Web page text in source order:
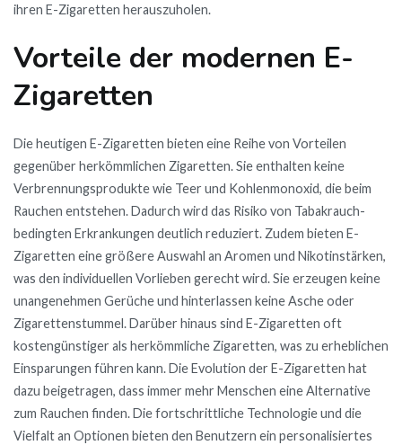
ihren E-Zigaretten herauszuholen.
Vorteile der modernen E-
Zigaretten
Die heutigen E-Zigaretten bieten eine Reihe von Vorteilen
gegenüber herkömmlichen Zigaretten. Sie enthalten keine
Verbrennungsprodukte wie Teer und Kohlenmonoxid, die beim
Rauchen entstehen. Dadurch wird das Risiko von Tabakrauch-
bedingten Erkrankungen deutlich reduziert. Zudem bieten E-
Zigaretten eine größere Auswahl an Aromen und Nikotinstärken,
was den individuellen Vorlieben gerecht wird. Sie erzeugen keine
unangenehmen Gerüche und hinterlassen keine Asche oder
Zigarettenstummel. Darüber hinaus sind E-Zigaretten oft
kostengünstiger als herkömmliche Zigaretten, was zu erheblichen
Einsparungen führen kann. Die Evolution der E-Zigaretten hat
dazu beigetragen, dass immer mehr Menschen eine Alternative
zum Rauchen finden. Die fortschrittliche Technologie und die
Vielfalt an Optionen bieten den Benutzern ein personalisiertes